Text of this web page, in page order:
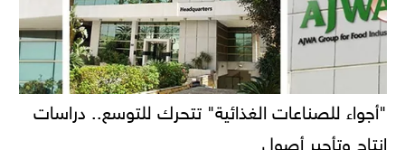
"أجواء للصناعات الغذائية" تتحرك للتوسع.. دراسات
إنتاج وتأجير أصول